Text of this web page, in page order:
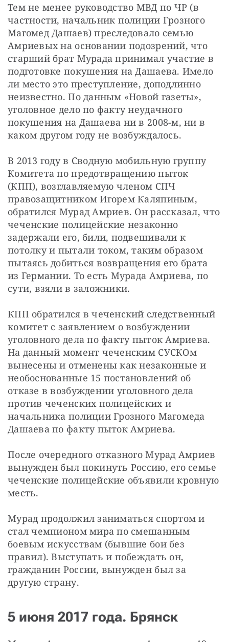
Тем не менее руководство МВД по ЧР (в
частности, начальник полиции Грозного
Магомед Дашаев) преследовало семью
Амриевых на основании подозрений, что
старший брат Мурада принимал участие в
подготовке покушения на Дашаева. Имело
ли место это преступление, доподлинно
неизвестно. По данным «Новой газеты»,
уголовное дело по факту неудачного
покушения на Дашаева ни в 2008-м, ни в
каком другом году не возбуждалось.
В 2013 году в Сводную мобильную группу
Комитета по предотвращению пыток
(КПП), возглавляемую членом СПЧ
правозащитником Игорем Каляпиным,
обратился Мурад Амриев. Он рассказал, что
чеченские полицейские незаконно
задержали его, били, подвешивали к
потолку и пытали током, таким образом
пытаясь добиться возвращения его брата
из Германии. То есть Мурада Амриева, по
сути, взяли в заложники.
КПП обратился в чеченский следственный
комитет с заявлением о возбуждении
уголовного дела по факту пыток Амриева.
На данный момент чеченским СУСКОм
вынесены и отменены как незаконные и
необоснованные 15 постановлений об
отказе в возбуждении уголовного дела
против чеченских полицейских и
начальника полиции Грозного Магомеда
Дашаева по факту пыток Амриева.
После очередного отказного Мурад Амриев
вынужден был покинуть Россию, его семье
чеченские полицейские объявили кровную
месть.
Мурад продолжил заниматься спортом и
стал чемпионом мира по смешанным
боевым искусствам (бывшие бои без
правил). Выступать и побеждать он,
гражданин России, вынужден был за
другую страну.
5 июня 2017 года. Брянск